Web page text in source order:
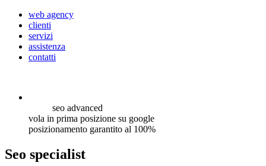
web agency
clienti
servizi
assistenza
contatti
seo advanced
vola in prima posizione su google
posizionamento garantito al 100%
Seo specialist